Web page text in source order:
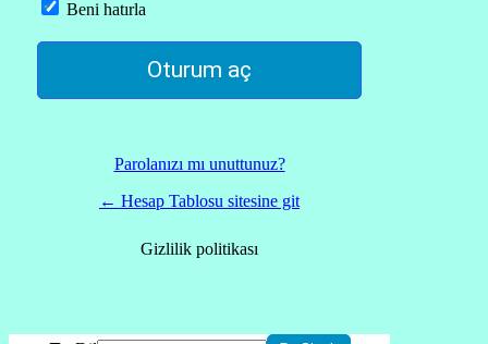
Beni hatırla
Parolanızı mı unuttunuz?
← Hesap Tablosu sitesine git
Gizlilik politikası